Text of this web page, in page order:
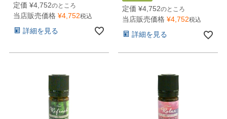
定価 ¥4,752のところ
当店販売価格 ¥4,752税込
詳細を見る
定価 ¥4,752のところ
当店販売価格 ¥4,752税込
詳細を見る